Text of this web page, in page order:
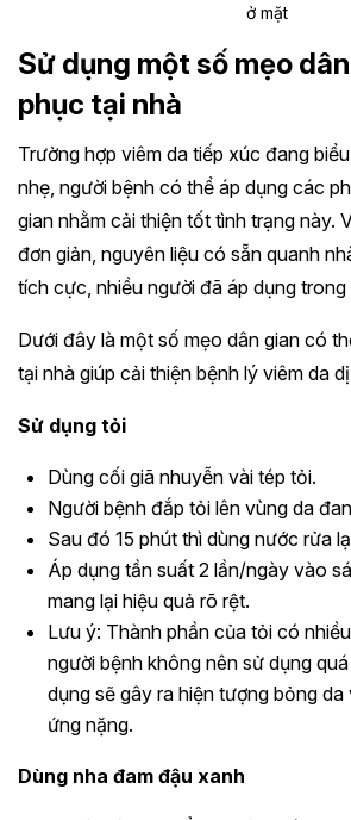
ở mặt
Sử dụng một số mẹo
phục tại nhà
Trường hợp viêm da tiếp xúc đang
nhẹ, người bệnh có thể áp dụng các
gian nhằm cải thiện tốt tình trạng này.
đơn giản, nguyên liệu có sẵn quanh
tích cực, nhiều người đã áp dụng trong
Dưới đây là một số mẹo dân gian có
tại nhà giúp cải thiện bệnh lý viêm da
Sử dụng tỏi
Dùng cối giã nhuyễn vài tép tỏi.
Người bệnh đắp tỏi lên vùng da
Sau đó 15 phút thì dùng nước rửa
Áp dụng tần suất 2 lần/ngày vào
mang lại hiệu quả rõ rệt.
Lưu ý: Thành phần của tỏi có
người bệnh không nên sử dụng
dụng sẽ gây ra hiện tượng bỏng
ứng nặng.
Dùng nha đam đậu xanh